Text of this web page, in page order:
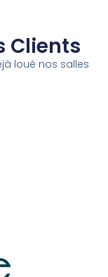
Clients
loué nos salles